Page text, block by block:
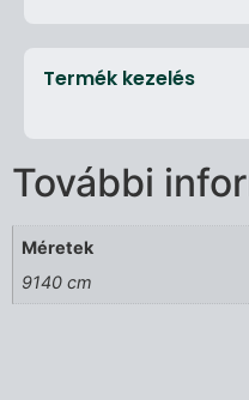
Termék kezelés
További
Méretek
9140 cm